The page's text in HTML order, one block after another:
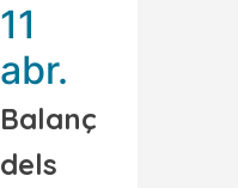
11
abr.
Balanç
dels